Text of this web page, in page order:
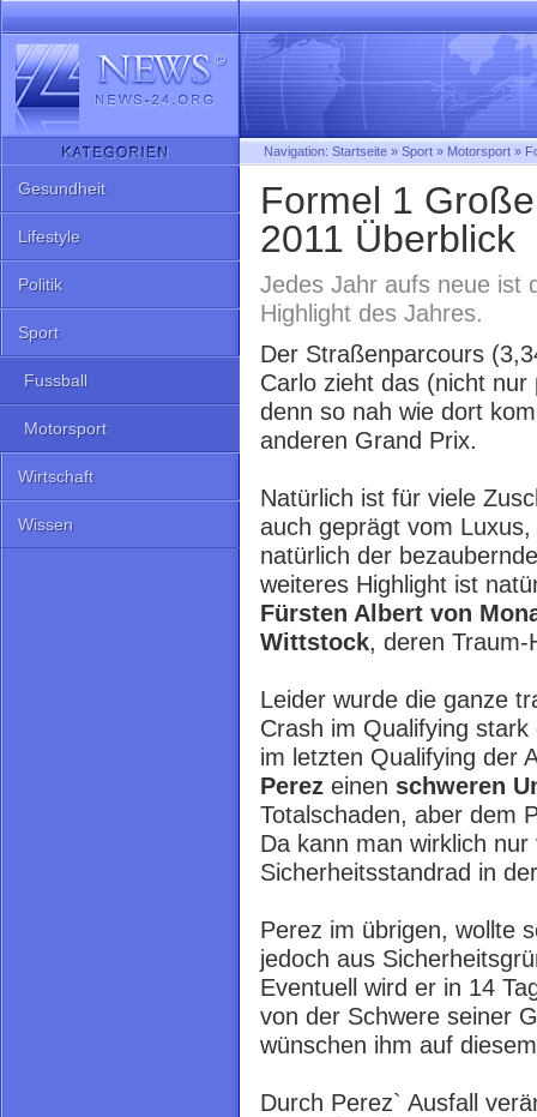
Formel 1
2011 Überblick
Jedes Jahr aufs neue ist
Highlight des Jahres.
Der Straßenparcours
Carlo zieht das (nicht
denn so nah wie dort
anderen Grand Prix.
Natürlich ist für viele
auch geprägt vom
natürlich der
weiteres Highlight ist
Fürsten Albert von
Wittstock, deren
Leider wurde die ganze
Crash im Qualifying
im letzten Qualifying der
Perez einen schweren
Totalschaden, aber dem
Da kann man wirklich
Sicherheitsstandrad in
Perez im übrigen, wollte
jedoch aus
Eventuell wird er in 14
von der Schwere seiner
wünschen ihm auf
Durch Perez` Ausfall
Gesundheit
Lifestyle
Politik
Sport
Fussball
Motorsport
Wirtschaft
Wissen
Navigation: Startseite » Sport » Motorsport »